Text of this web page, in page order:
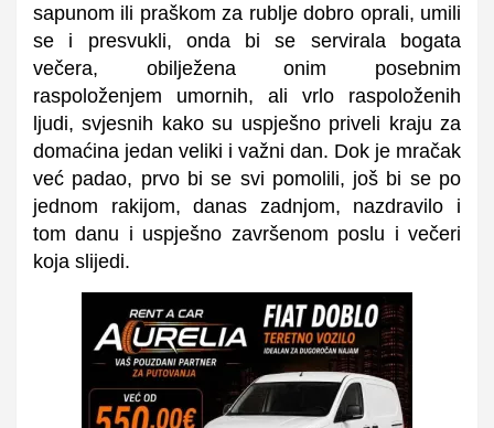
sapunom ili praškom za rublje dobro oprali, umili
se i presvukli, onda bi se servirala bogata
večera, obilježena onim posebnim
raspoloženjem umornih, ali vrlo raspoloženih
ljudi, svjesnih kako su uspješno priveli kraju za
domaćina jedan veliki i važni dan. Dok je mračak
već padao, prvo bi se svi pomolili, još bi se po
jednom rakijom, danas zadnjom, nazdravilo i
tom danu i uspješno završenom poslu i večeri
koja slijedi.